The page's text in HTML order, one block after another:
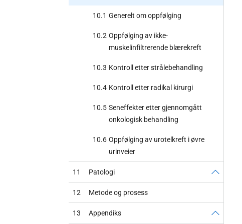
10.1 Generelt om oppfølging
10.2 Oppfølging av ikke-
muskelinfiltrerende blærekreft
10.3 Kontroll etter strålebehandling
10.4 Kontroll etter radikal kirurgi
10.5 Seneffekter etter gjennomgått
onkologisk behandling
10.6 Oppfølging av urotelkreft i øvre
urinveier
11 Patologi
12 Metode og prosess
13 Appendiks